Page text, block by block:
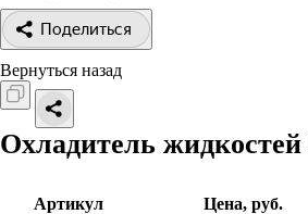
Поделиться
Вернуться назад
Охладитель
Артикул Цена, руб.